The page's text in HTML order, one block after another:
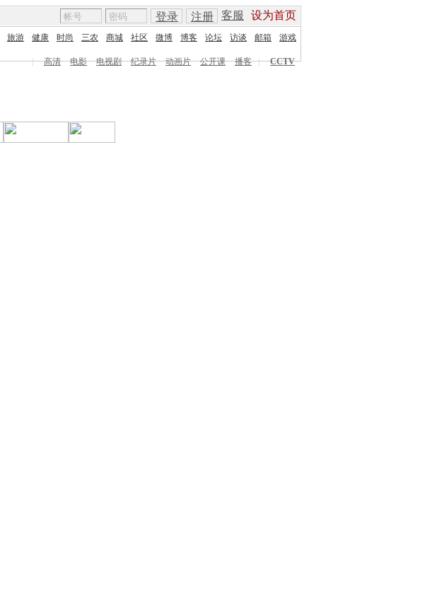
客服 设为首页
登录 注册
旅游 健康 时尚 三农 商城 社区 微博 博客 论坛 访谈 邮箱 游戏
| 高清 电影 电视剧 纪录片 动画片 公开课 播客 |
CCTV